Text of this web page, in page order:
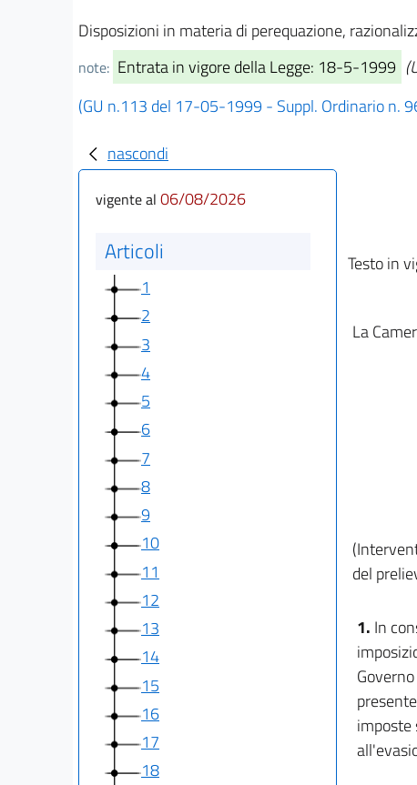
Disposizioni in materia di perequazione,
note: Entrata in vigore della Legge: 18-5-1999
(GU n.113 del 17-05-1999 - Suppl. Ordinario n.
nascondi
vigente al 06/08/2026
Articoli
1
2
3
4
5
6
7
8
9
10
11
12
13
14
15
16
17
18
Testo in
La
del
1. In